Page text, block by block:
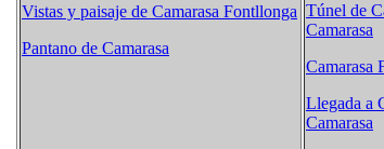
Vistas y paisaje de Camarasa Fontllonga
Pantano de Camarasa
Túnel de
Camarasa
Camarasa
Llegada a
Camarasa